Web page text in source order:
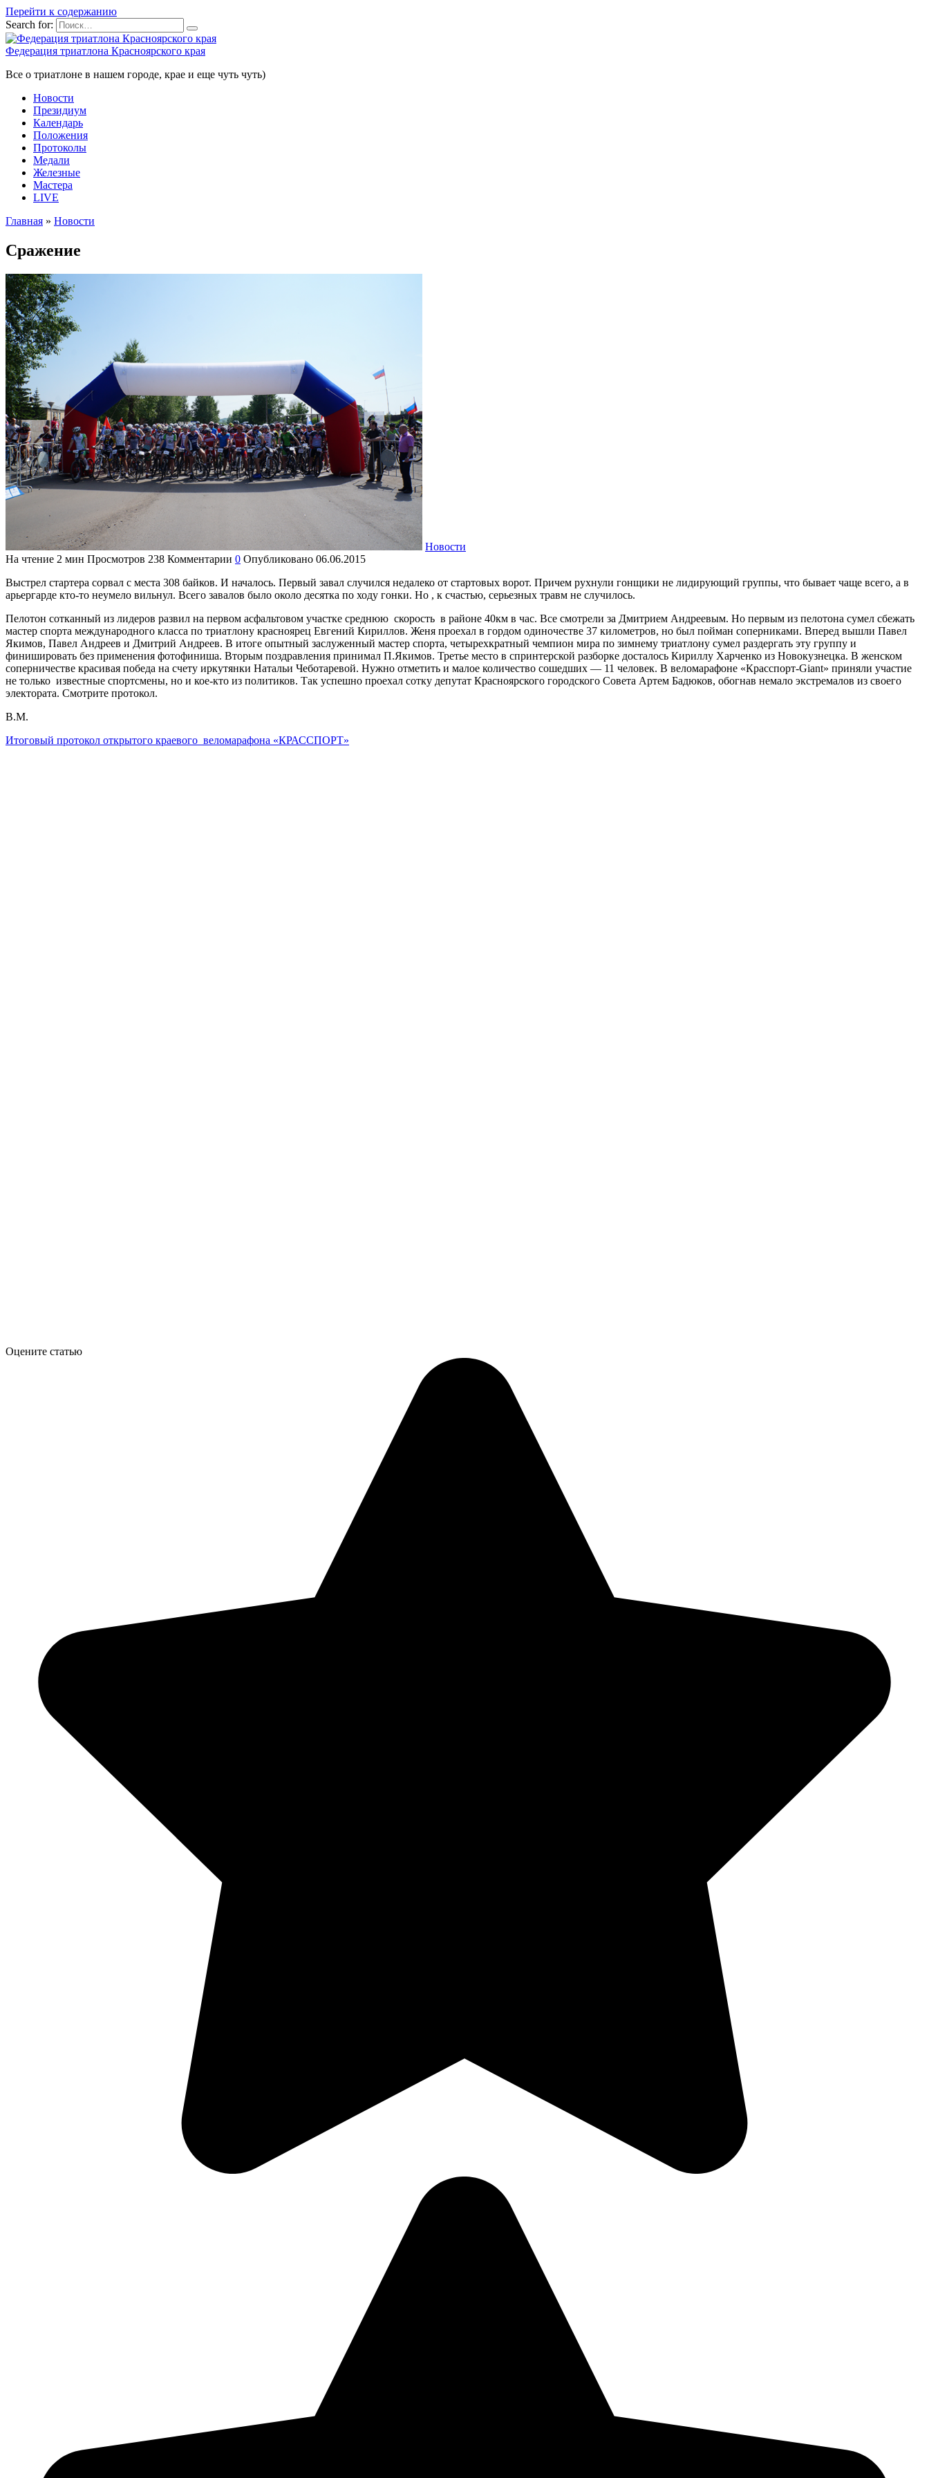
Перейти к содержанию
Search for:
Федерация триатлона Красноярского края
Все о триатлоне в нашем городе, крае и еще чуть чуть)
Новости
Президиум
Календарь
Положения
Протоколы
Медали
Железные
Мастера
LIVE
Главная » Новости
Сражение
Новости
На чтение 2 мин Просмотров 238 Комментарии 0 Опубликовано 06.06.2015
Выстрел стартера сорвал с места 308 байков. И началось. Первый завал случился недалеко от стартовых ворот. Причем рухнули гонщики не лидирующий группы, что бывает чаще всего, а в
арьергарде кто-то неумело вильнул. Всего завалов было около десятка по ходу гонки. Но , к счастью, серьезных травм не случилось.
Пелотон сотканный из лидеров развил на первом асфальтовом участке среднюю скорость в районе 40км в час. Все смотрели за Дмитрием Андреевым. Но первым из пелотона сумел сбежать
мастер спорта международного класса по триатлону красноярец Евгений Кириллов. Женя проехал в гордом одиночестве 37 километров, но был пойман соперниками. Вперед вышли Павел
Якимов, Павел Андреев и Дмитрий Андреев. В итоге опытный заслуженный мастер спорта, четырехкратный чемпион мира по зимнему триатлону сумел раздергать эту группу и
финишировать без применения фотофиниша. Вторым поздравления принимал П.Якимов. Третье место в спринтерской разборке досталось Кириллу Харченко из Новокузнецка. В женском
соперничестве красивая победа на счету иркутянки Натальи Чеботаревой. Нужно отметить и малое количество сошедших — 11 человек. В веломарафоне «Красспорт-Giant» приняли участие
не только известные спортсмены, но и кое-кто из политиков. Так успешно проехал сотку депутат Красноярского городского Совета Артем Бадюков, обогнав немало экстремалов из своего
электората. Смотрите протокол.
В.М.
Итоговый протокол открытого краевого веломарафона «КРАССПОРТ»
Оцените статью